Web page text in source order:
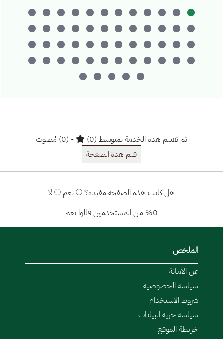
تم تقييم هذه الخدمة بمتوسط (0)
- (0) مُصوت
قيم هذة الصفحة
هل كانت هذه الصفحة مفيدة؟ نعم
لا
%0 من المستخدمين قالوا نعم
الملخص
عن الأمانة
سياسة الخصوصية
شروط الاستخدام
سياسة حرية البيانات
خريطة الموقع